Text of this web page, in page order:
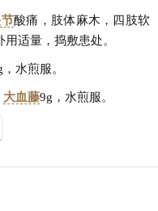
酸痛，肢体麻木，四肢软
用适量，捣敷患处。
水煎服。
大血藤9g，水煎服。